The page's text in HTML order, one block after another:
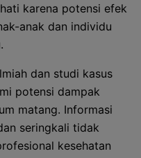
karena potensi efek
anak dan individu
dan studi kasus
potensi dampak
matang. Informasi
seringkali tidak
kesehatan